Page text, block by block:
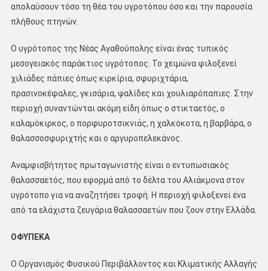
απολαύσουν τόσο τη θέα του υγροτόπου όσο και την παρουσία
πλήθους πτηνών.
Ο υγρότοπος της Νέας Αγαθούπολης είναι ένας τυπικός
μεσογειακός παράκτιος υγρότοπος. Το χειμώνα φιλοξενεί
χιλιάδες πάπιες όπως κιρκίρια, σφυριχτάρια,
πρασινοκέφαλες, γκισάρια, ψαλίδες και χουλιαρόπαπιες. Στην
περιοχή συναντώνται ακόμη είδη όπως ο στικταετός, ο
καλαμόκιρκος, ο πορφυροτσικνιάς, η χαλκόκοτα, η βαρβάρα, ο
θαλασσοσφυριχτής και ο αργυροπελεκάνος.
Αναμφισβήτητος πρωταγωνιστής είναι ο εντυπωσιακός
θαλασσαετός, που εφορμά από το δέλτα του Αλιάκμονα στον
υγρότοπο για να αναζητήσει τροφή. Η περιοχή φιλοξενεί ένα
από τα ελάχιστα ζευγάρια θαλασσαετών που ζουν στην Ελλάδα.
ΟΦΥΠΕΚΑ
Ο Οργανισμός Φυσικού Περιβάλλοντος και Κλιματικής Αλλαγής